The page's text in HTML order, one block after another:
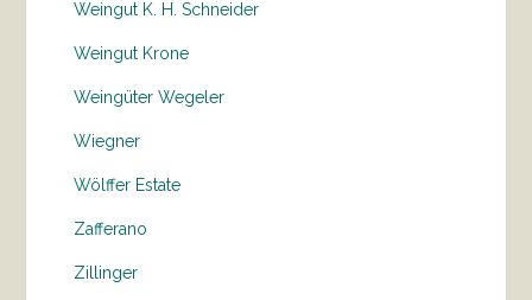
Weingut K. H. Schneider
Weingut Krone
Weingüter Wegeler
Wiegner
Wölffer Estate
Zafferano
Zillinger